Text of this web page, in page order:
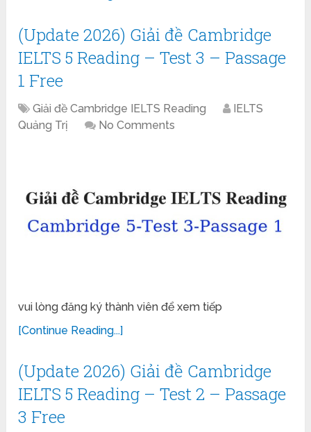
(Update 2026) Giải đề Cambridge
IELTS 5 Reading – Test 3 – Passage
1 Free
Giải đề Cambridge IELTS Reading
IELTS
Quảng Trị
No Comments
vui lòng đăng ký thành viên để xem tiếp
[Continue Reading...]
(Update 2026) Giải đề Cambridge
IELTS 5 Reading – Test 2 – Passage
3 Free